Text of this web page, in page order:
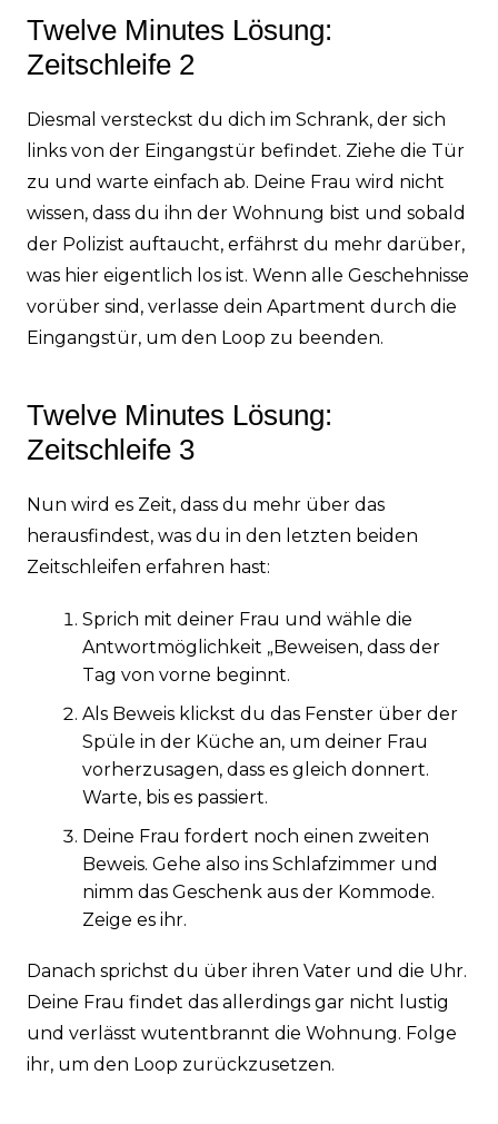
Twelve Minutes Lösung:
Zeitschleife 2
Diesmal versteckst du dich im Schrank, der sich
links von der Eingangstür befindet. Ziehe die Tür
zu und warte einfach ab. Deine Frau wird nicht
wissen, dass du ihn der Wohnung bist und sobald
der Polizist auftaucht, erfährst du mehr darüber,
was hier eigentlich los ist. Wenn alle Geschehnisse
vorüber sind, verlasse dein Apartment durch die
Eingangstür, um den Loop zu beenden.
Twelve Minutes Lösung:
Zeitschleife 3
Nun wird es Zeit, dass du mehr über das
herausfindest, was du in den letzten beiden
Zeitschleifen erfahren hast:
Sprich mit deiner Frau und wähle die
Antwortmöglichkeit „Beweisen, dass der
Tag von vorne beginnt.
Als Beweis klickst du das Fenster über der
Spüle in der Küche an, um deiner Frau
vorherzusagen, dass es gleich donnert.
Warte, bis es passiert.
Deine Frau fordert noch einen zweiten
Beweis. Gehe also ins Schlafzimmer und
nimm das Geschenk aus der Kommode.
Zeige es ihr.
Danach sprichst du über ihren Vater und die Uhr.
Deine Frau findet das allerdings gar nicht lustig
und verlässt wutentbrannt die Wohnung. Folge
ihr, um den Loop zurückzusetzen.